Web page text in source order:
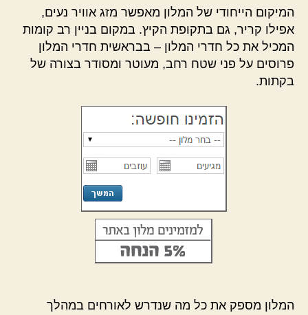
המיקום הייחודי של המלון מאפשר מזג אוויר נעים,
אפילו קריר, גם בתקופת הקיץ. במקום בניין רב קומות
המכיל את כל חדרי המלון – בבראשית חדרי המלון
פרוסים על פני שטח רחב, מעוטר ומסודר בצורה של
בקתות.
המלון מספק את כל מה שנדרש לאורחים במהלך